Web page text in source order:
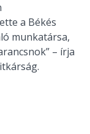
a Békés
munkatársa,
– írja